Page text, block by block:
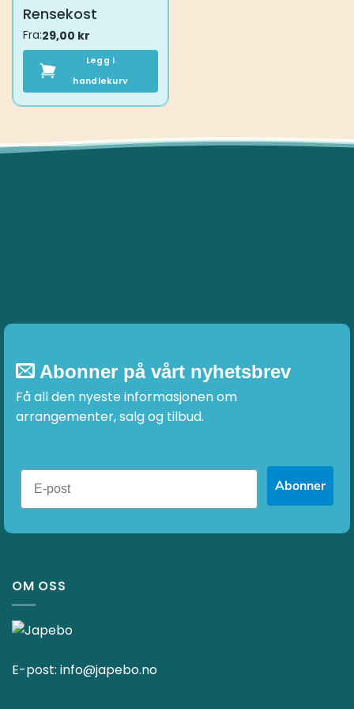
Rensekost
Fra:29,00 kr
Legg i
handlekurv
Abonner på vårt nyhetsbrev
Få all den nyeste informasjonen om
arrangementer, salg og tilbud.
Abonner
OM OSS
E-post: info@japebo.no